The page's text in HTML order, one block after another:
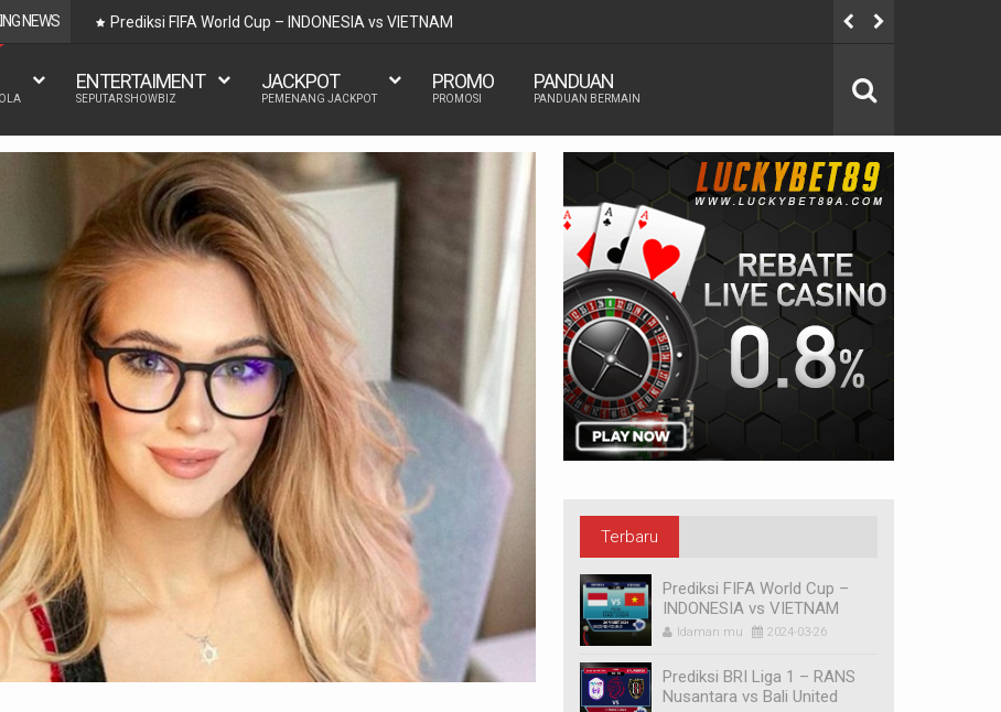
NEWS Prediksi BRI Liga 1 – RANS Nusantara vs Bali United
ENTERTAIMENT
SEPUTAR SHOWBIZ
JACKPOT
PEMENANG JACKPOT
PROMO
PROMOSI
PANDUAN
PANDUAN BERMAIN
Terbaru
Prediksi FIFA World Cup –
INDONESIA vs VIETNAM
Idaman mu 2024-03-26
Prediksi BRI Liga 1 – RANS
Nusantara vs Bali United